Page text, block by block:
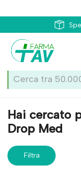
Home Marche
Hai cercato
Drop Med
Filtra